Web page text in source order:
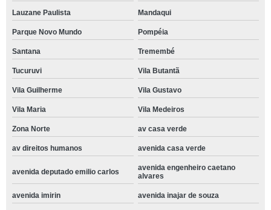
Lauzane Paulista Mandaqui
Parque Novo Mundo Pompéia
Santana Tremembé
Tucuruvi Vila Butantã
Vila Guilherme Vila Gustavo
Vila Maria Vila Medeiros
Zona Norte av casa verde
av direitos humanos avenida casa verde
avenida deputado emilio carlos
avenida engenheiro caetano
alvares
avenida imirin avenida inajar de souza